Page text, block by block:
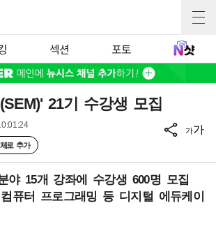
섹션 포토
21기 수강생 모집
로 추가
가가
야 15개 강좌에 수강생 600명 모집
퓨터 프로그래밍 등 디지털 에듀케이